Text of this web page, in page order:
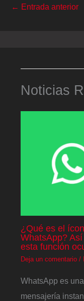
← Entrada anterior
Noticias
¿Qué es el
WhatsApp?
esta función
Deja un comentario /
WhatsApp es
mensajería